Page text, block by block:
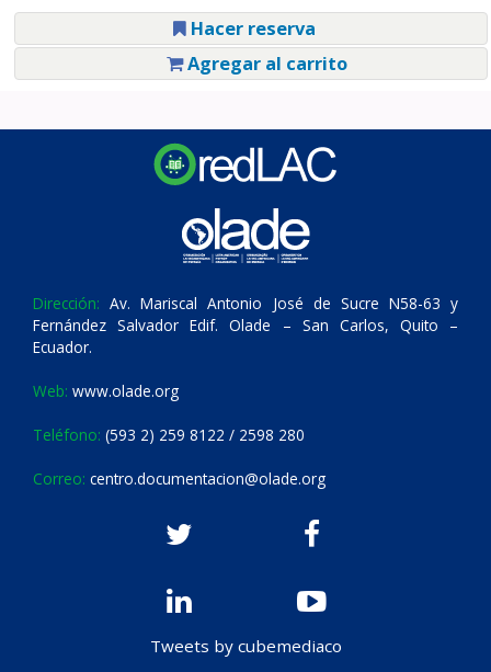
Hacer reserva
Agregar al carrito
Dirección: Av. Mariscal Antonio José de Sucre N58-63 y
Fernández Salvador Edif. Olade – San Carlos, Quito –
Ecuador.
Web: www.olade.org
Teléfono: (593 2) 259 8122 / 2598 280
Correo: centro.documentacion@olade.org
Tweets by cubemediaco